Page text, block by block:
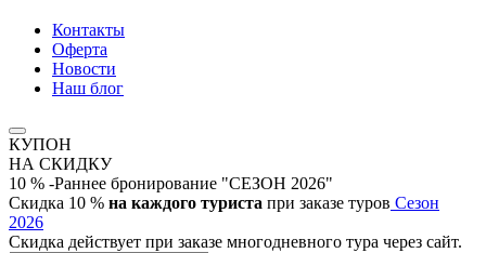
Контакты
Оферта
Новости
Наш блог
КУПОН
НА СКИДКУ
10 % -Раннее бронирование "СЕЗОН 2026"
Скидка 10 % на каждого туриста при заказе туров Сезон
2026
Скидка действует при заказе многодневного тура через сайт.